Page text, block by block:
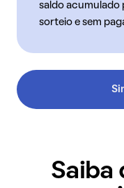
saldo acumulado
sorteio e sem
Saiba